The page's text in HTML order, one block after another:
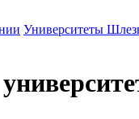
Университеты